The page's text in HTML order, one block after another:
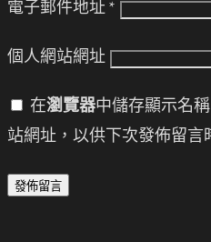
電子郵件地址 *
個人網站網址
在瀏覽器中儲存顯示名
站網址，以供下次發佈留言